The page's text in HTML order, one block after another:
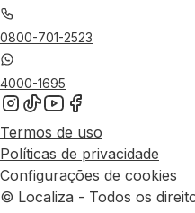
0800-701-2523
4000-1695
Termos de uso
Políticas de privacidade
Configurações de cookies
© Localiza - Todos os